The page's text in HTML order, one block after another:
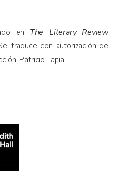
en The Literary Review
traduce con autorización de
Patricio Tapia.